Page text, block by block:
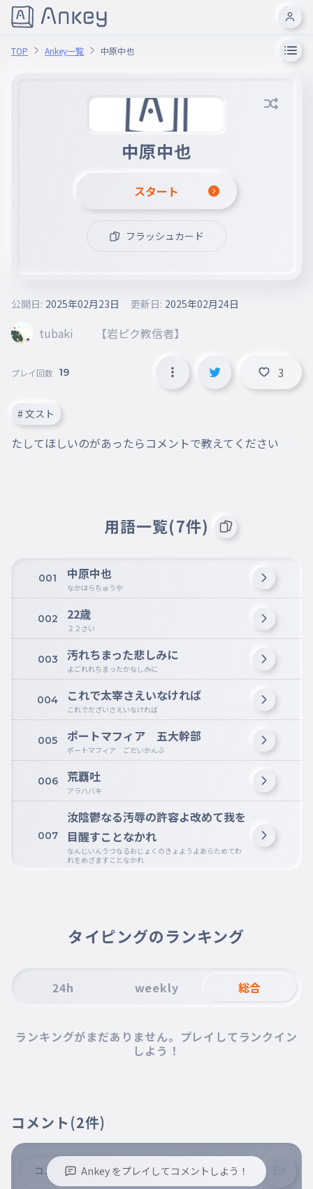
TOP Ankey一覧 中原中也
中原中也
スタート
フラッシュカード
tubaki 【岩ピク教信者】
公開日: 2025年02月23日 更新日: 2025年02月24日
プレイ回数 19 3
# 文スト
たしてほしいのがあったらコメントで教えてください
用語一覧(7件)
001 中原中也
なかはらちゅうや
002 22歳
２２さい
003 汚れちまった悲しみに
よごれれちまったかなしみに
004 これで太宰さえいなければ
これでだざいさえいなければ
005 ポートマフィア 五大幹部
ポートマフィア ごだいかんぶ
006 荒覇吐
アラハバキ
007
汝陰鬱なる汚辱の許容よ改めて我を
目醒すことなかれ
なんじいんうつなるおじょくのきょようよあらためてわ
れをめざますことなかれ
タイピングのランキング
24h weekly 総合
ランキングがまだありません。プレイしてランクイン
しよう！
コメント (2件)
Ankey をプレイしてコメントしよう！